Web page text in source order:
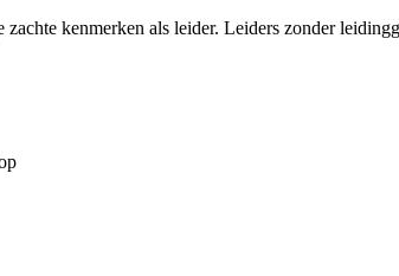
kenmerken als leider. Leiders zonder